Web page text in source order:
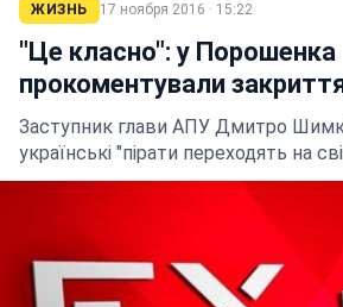
ЖИЗНЬ 17 ноября 2016 · 15:22
"Це класно": у Порошенка
прокоментували
Заступник глави АПУ Дмитро
українські "пірати переходять на